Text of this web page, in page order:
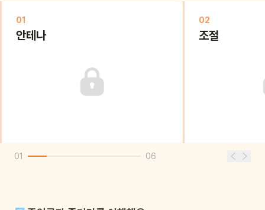
01
안테나
02
조절
01 06